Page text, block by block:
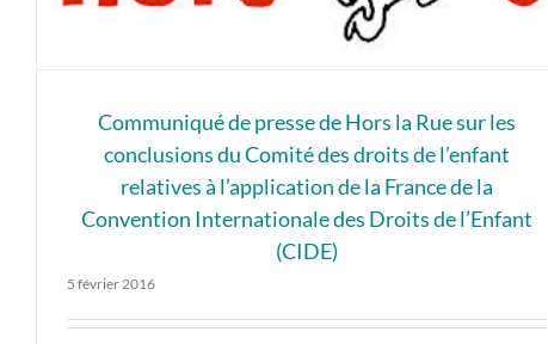
Communiqué de presse de Hors la Rue sur les
conclusions du Comité des droits de l’enfant
relatives à l’application de la France de la
Convention Internationale des Droits de l’Enfant
(CIDE)
5 février 2016